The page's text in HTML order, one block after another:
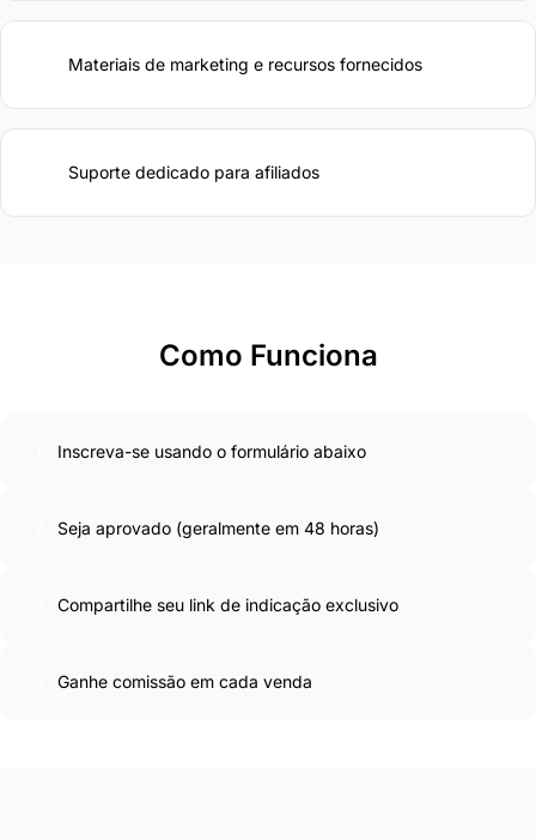
Materiais de marketing e recursos fornecidos
Suporte dedicado para afiliados
Como Funciona
Inscreva-se usando o formulário abaixo
Seja aprovado (geralmente em 48 horas)
Compartilhe seu link de indicação exclusivo
Ganhe comissão em cada venda